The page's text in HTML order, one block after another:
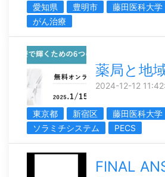
愛知県 豊明市 藤田医科大学
がん治療
薬局と地
2024-12-12
東京都 新宿区
藤田医科大学
ソラミチシステム
PECS
FINAL